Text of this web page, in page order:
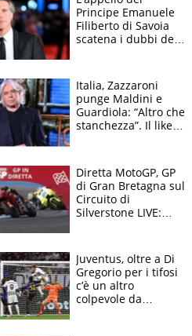
Principe Emanuele
Filiberto di Savoia
scatena i dubbi dei
Italia, Zazzaroni
punge Maldini e
Guardiola: “Altro che
stanchezza”. Il like
Diretta MotoGP, GP
di Gran Bretagna sul
Circuito di
Silverstone LIVE:
Juventus, oltre a Di
Gregorio per i tifosi
c’è un altro
colpevole da